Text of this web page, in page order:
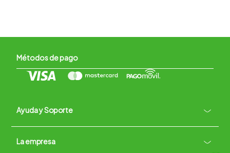
Métodos de pago
Ayuda y Soporte +
Contacto vía WhatsApp
Términos y condiciones
La empresa +